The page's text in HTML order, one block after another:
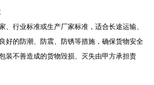
、行业标准或生产厂家标准，适合长途运输、
好的防潮、防震、防锈等措施，确保货物安全
装不善造成的货物毁损、灭失由甲方承担责